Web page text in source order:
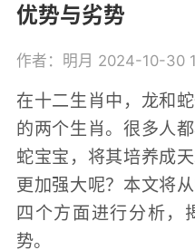
优势与劣势
作者：明月 2024-10-30
在十二生肖中，龙和
的两个生肖。很多人
蛇宝宝，将其培养成
更加强大呢？本文将
四个方面进行分析，
势。